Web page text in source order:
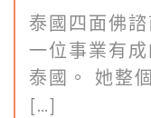
泰國四面佛
一位事業有
泰國。 她整
[…]